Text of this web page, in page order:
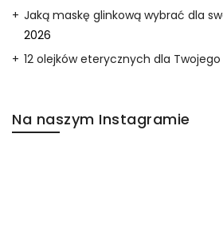
Jaką maskę glinkową wybrać dla
2026
12 olejków eterycznych dla
Na naszym Instagramie